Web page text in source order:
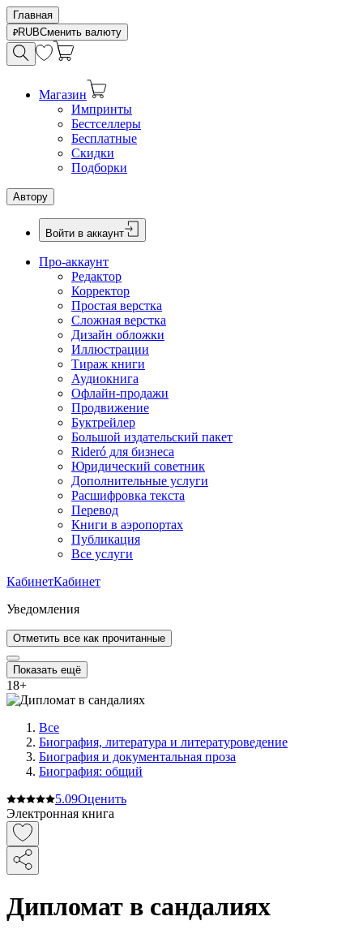
Главная
RUBСменить валюту
Магазин
Импринты
Бестселлеры
Бесплатные
Скидки
Подборки
Автору
Войти в аккаунт
Про-аккаунт
Редактор
Корректор
Простая верстка
Сложная верстка
Дизайн обложки
Иллюстрации
Тираж книги
Аудиокнига
Офлайн-продажи
Продвижение
Буктрейлер
Большой издательский пакет
Rideró для бизнеса
Юридический советник
Дополнительные услуги
Расшифровка текста
Перевод
Книги в аэропортах
Публикация
Все услуги
КабинетКабинет
Уведомления
Отметить все как прочитанные
Показать ещё
18+
Все
Биография, литература и литературоведение
Биография и документальная проза
Биография: общий
5.09Оценить
Электронная книга
Дипломат в сандалиях